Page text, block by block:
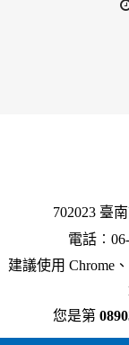
702023 臺
電話
建議使用 Chrome
您是第